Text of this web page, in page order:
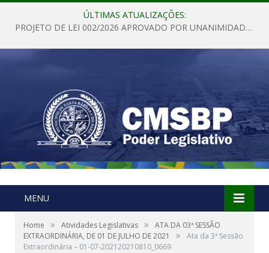
ÚLTIMAS ATUALIZAÇÕES:
PROJETO DE LEI 002/2026 APROVADO POR UNANIMIDADE EM SESSÃO ORDINÁRIA NESTA QUINTA – FEIRA 28 DE MAIO DE 2026
MENU
Home » Atividades Legislativas »
ATA DA 03ª SESSÃO
EXTRAORDINÁRIA, DE 01 DE JULHO DE 2021
»
Ata da 3ª Sessão
Extraordinária – 01-07-202120210810_0669